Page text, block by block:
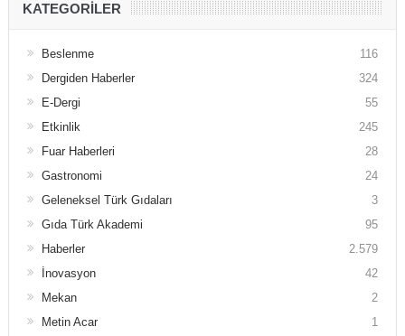
KATEGORILER
Beslenme
116
Dergiden Haberler
324
E-Dergi
55
Etkinlik
245
Fuar Haberleri
28
Gastronomi
24
Geleneksel Türk Gıdaları
3
Gıda Türk Akademi
95
Haberler
2.579
İnovasyon
42
Mekan
2
Metin Acar
1